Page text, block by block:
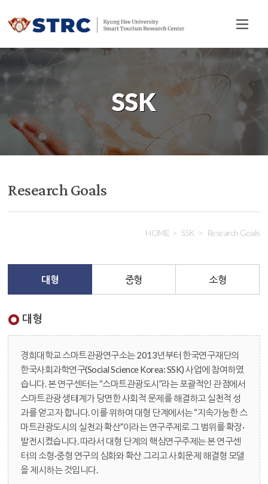
전
체
메
뉴
SSK
Research Goals
HOME SSK Research Goals
대형 중형 소형
대형
경희대학교 스마트관광연구소는 2013년부터 한국연구재단의
한국사회과학연구(Social Science Korea: SSK) 사업에 참여하였
습니다. 본 연구센터는 “스마트관광도시”라는 포괄적인 관점에서
스마트관광 생태계가 당면한 사회적 문제를 해결하고 실천적 성
과를 얻고자 합니다. 이를 위하여 대형 단계에서는 “지속가능한 스
마트관광도시의 실천과 확산”이라는 연구주제로 그 범위를 확장·
발전시켰습니다. 따라서 대형 단계의 핵심연구주제는 본 연구센
터의 소형·중형 연구의 심화와 확산 그리고 사회문제 해결형 모델
을 제시하는 것입니다.